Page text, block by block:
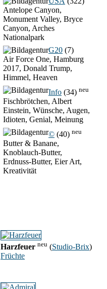
Antelope Canyon,
Monument Valley, Bryce
Canyon, Arches
Nationalpark
G20 (7)
Air Force One, Hamburg
2017, Donald Trump,
Himmel, Heaven
Info (34) neu
Fischbrötchen, Albert
Einstein, Wünsche, Augen,
Idioten, Genial, Meinung
© (40) neu
Butter & Banane,
Knoblauch-Butter,
Erdnuss-Butter, Eier Art,
Kreativität
Harzfeuer neu (Studio-Brix)
Früchte